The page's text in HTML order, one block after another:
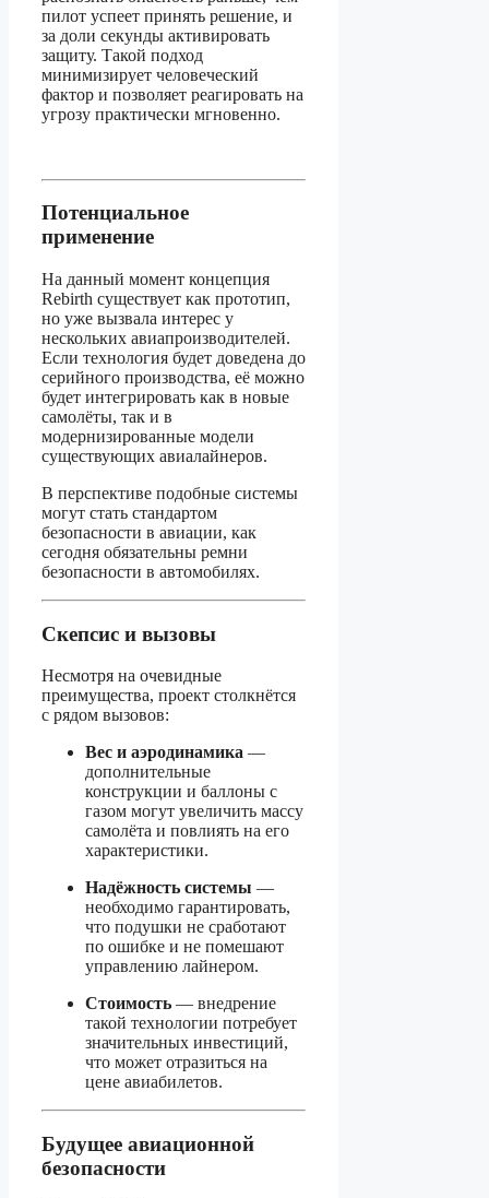
пилот успеет принять решение, и
за доли секунды активировать
защиту. Такой подход
минимизирует человеческий
фактор и позволяет реагировать на
угрозу практически мгновенно.
Потенциальное
применение
На данный момент концепция
Rebirth существует как прототип,
но уже вызвала интерес у
нескольких авиапроизводителей.
Если технология будет доведена до
серийного производства, её можно
будет интегрировать как в новые
самолёты, так и в
модернизированные модели
существующих авиалайнеров.
В перспективе подобные системы
могут стать стандартом
безопасности в авиации, как
сегодня обязательны ремни
безопасности в автомобилях.
Скепсис и вызовы
Несмотря на очевидные
преимущества, проект столкнётся
с рядом вызовов:
Вес и аэродинамика —
дополнительные
конструкции и баллоны с
газом могут увеличить массу
самолёта и повлиять на его
характеристики.
Надёжность системы —
необходимо гарантировать,
что подушки не сработают
по ошибке и не помешают
управлению лайнером.
Стоимость — внедрение
такой технологии потребует
значительных инвестиций,
что может отразиться на
цене авиабилетов.
Будущее авиационной
безопасности